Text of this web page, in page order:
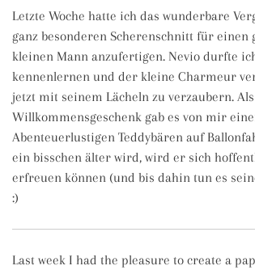
Letzte Woche hatte ich das wunderbare
ganz besonderen Scherenschnitt für einen
kleinen Mann anzufertigen. Nevio durfte
kennenlernen und der kleine Charmeur
jetzt mit seinem Lächeln zu verzaubern.
Willkommensgeschenk gab es von mir
Abenteuerlustigen Teddybären auf
ein bisschen älter wird, wird er sich
erfreuen können (und bis dahin tun es
:)
Last week I had the pleasure to create a